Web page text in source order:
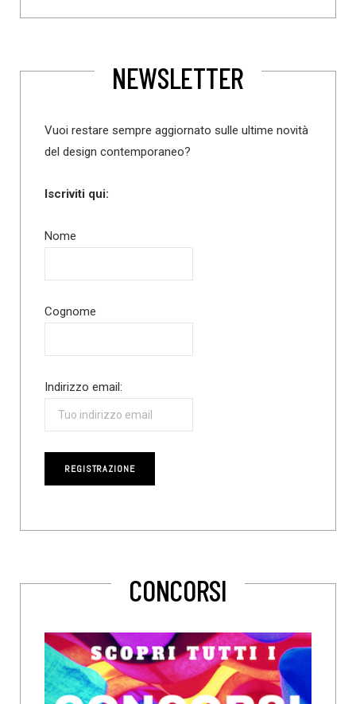
NEWSLETTER
Vuoi restare sempre aggiornato sulle ultime novità
del design contemporaneo?
Iscriviti qui:
Nome
Cognome
Indirizzo email:
CONCORSI